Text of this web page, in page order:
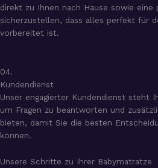
direkt zu Ihnen nach Hause sowie
sicherzustellen, dass alles perfekt für
vorbereitet ist.
04.
Kundendienst
Unser engagierter Kundendienst steht
um Fragen zu beantworten und
bieten, damit Sie die besten
können.
Unsere Schritte zu Ihrer Babymatratze